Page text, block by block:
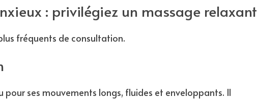
: privilégiez un massage relaxant
fréquents de consultation.
pour ses mouvements longs, fluides et enveloppants. Il